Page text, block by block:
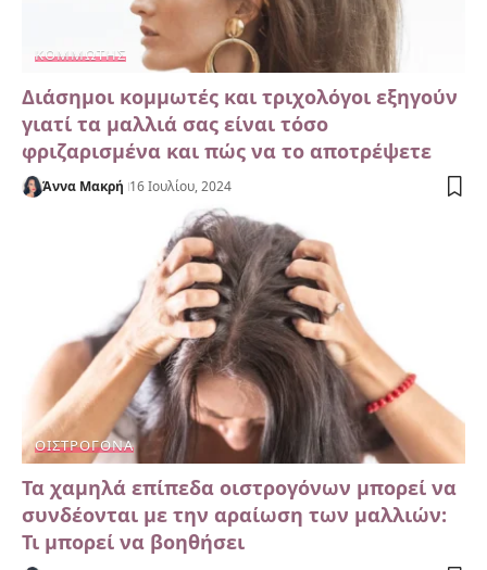
ΚΟΜΜΩΤΉΣ
Διάσημοι κομμωτές και τριχολόγοι εξηγούν
γιατί τα μαλλιά σας είναι τόσο
φριζαρισμένα και πώς να το αποτρέψετε
Άννα Μακρή 16 Ιουλίου, 2024
ΟΙΣΤΡΟΓΌΝΑ
Τα χαμηλά επίπεδα οιστρογόνων μπορεί να
συνδέονται με την αραίωση των μαλλιών:
Τι μπορεί να βοηθήσει